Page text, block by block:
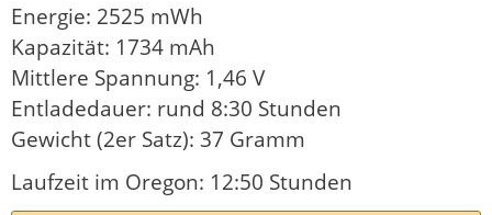
Energie: 2525 mWh
Kapazität: 1734 mAh
Mittlere Spannung: 1,46 V
Entladedauer: rund 8:30 Stunden
Gewicht (2er Satz): 37 Gramm
Laufzeit im Oregon: 12:50 Stunden